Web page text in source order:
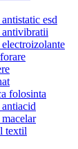
esd
folosinta
textil